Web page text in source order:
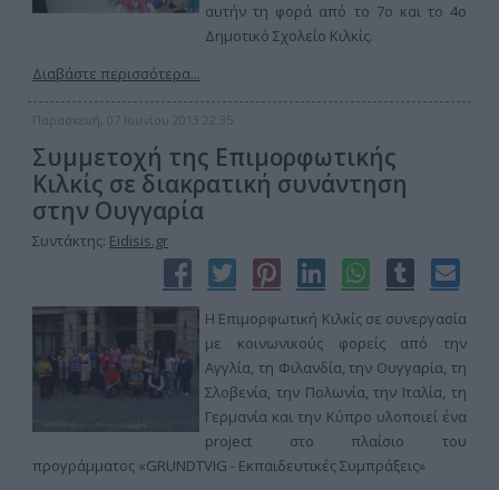
αυτήν τη φορά από το 7ο και το 4ο
Δημοτικό Σχολείο Κιλκίς.
Διαβάστε περισσότερα...
Παρασκευή, 07 Ιουνίου 2013 22:35
Συμμετοχή της Επιμορφωτικής
Κιλκίς σε διακρατική συνάντηση
στην Ουγγαρία
Συντάκτης: Eidisis.gr
Η Επιμορφωτική Κιλκίς σε συνεργασία
με κοινωνικούς φορείς από την
Αγγλία, τη Φιλανδία, την Ουγγαρία, τη
Σλοβενία, την Πολωνία, την Ιταλία, τη
Γερμανία και την Κύπρο υλοποιεί ένα
project στο πλαίσιο του
προγράμματος «GRUNDTVIG - Εκπαιδευτικές Συμπράξεις»